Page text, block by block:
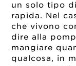
un solo tipo
rapida. Nel
che vivono
dire alla
mangiare
qualcosa, in